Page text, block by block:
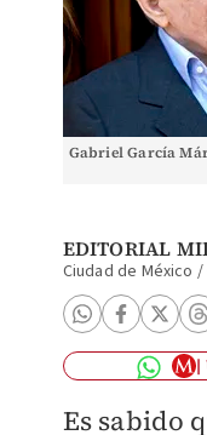
Gabriel García
EDITORIAL
Ciudad de México /
Es sabido